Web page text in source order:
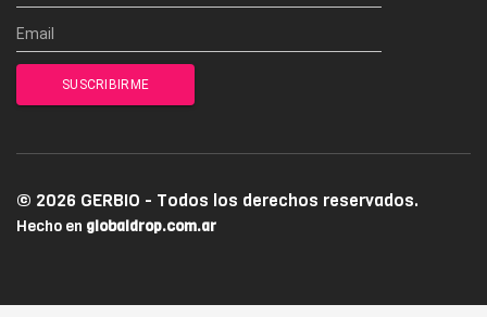
© 2026 GERBIO - Todos los derechos reservados.
Hecho en globaldrop.com.ar